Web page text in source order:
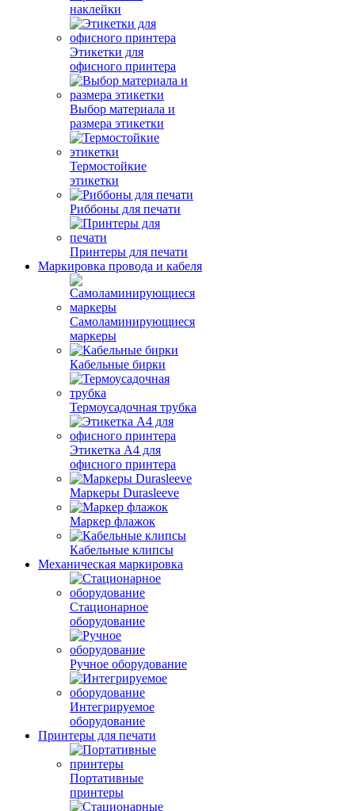
наклейки
Этикетки для
офисного принтера
Выбор материала и
размера этикетки
Термостойкие
этикетки
Риббоны для печати
Принтеры для печати
Маркировка провода и кабеля
Самоламинирующиеся
маркеры
Кабельные бирки
Термоусадочная трубка
Этикетка А4 для
офисного принтера
Маркеры Durasleeve
Маркер флажок
Кабельные клипсы
Механическая маркировка
Стационарное
оборудование
Ручное оборудование
Интегрируемое
оборудование
Принтеры для печати
Портативные
принтеры